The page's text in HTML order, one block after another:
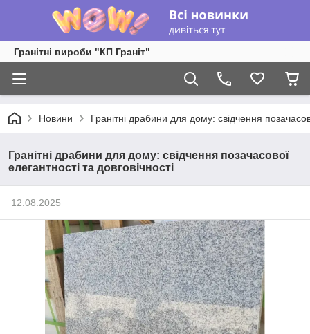
Гранітні вироби "КП Граніт"
Новини Гранітні драбини для дому: свідчення
Гранітні драбини для дому: свідчення позачасової
елегантності та довговічності
12.08.2025